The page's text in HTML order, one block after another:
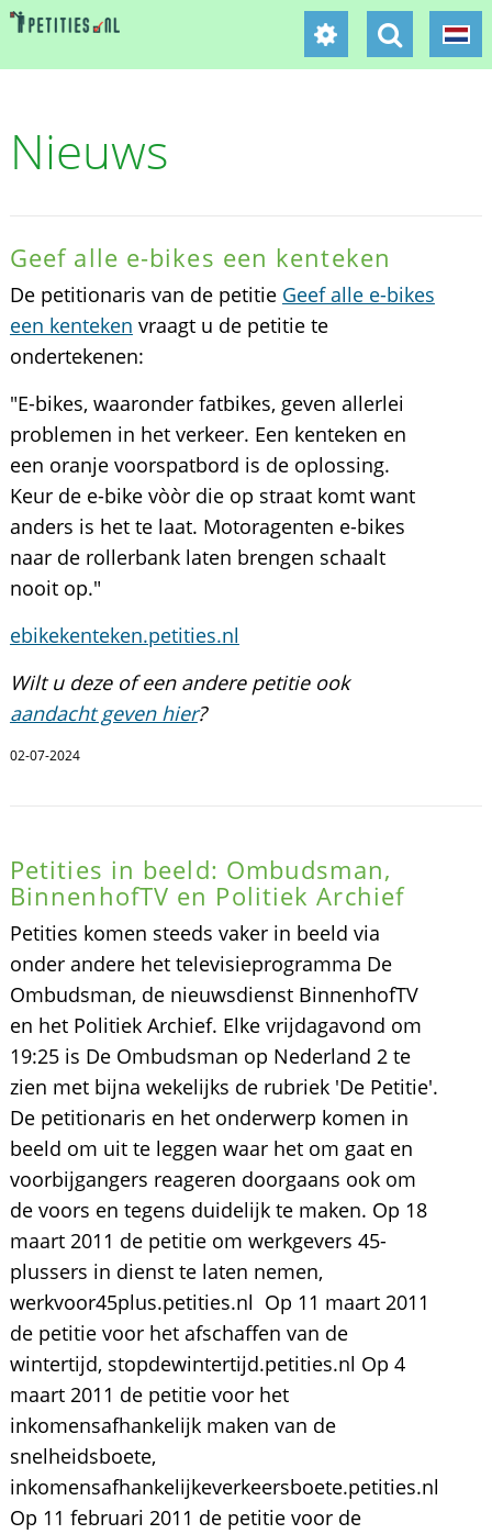
Nieuws
Geef alle e-bikes een kenteken
De petitionaris van de petitie Geef alle e-bikes
een kenteken vraagt u de petitie te
ondertekenen:
"E-bikes, waaronder fatbikes, geven allerlei
problemen in het verkeer. Een kenteken en
een oranje voorspatbord is de oplossing.
Keur de e-bike vòòr die op straat komt want
anders is het te laat. Motoragenten e-bikes
naar de rollerbank laten brengen schaalt
nooit op."
ebikekenteken.petities.nl
Wilt u deze of een andere petitie ook
aandacht geven hier?
02-07-2024
Petities in beeld: Ombudsman,
BinnenhofTV en Politiek Archief
Petities komen steeds vaker in beeld via
onder andere het televisieprogramma De
Ombudsman, de nieuwsdienst BinnenhofTV
en het Politiek Archief. Elke vrijdagavond om
19:25 is De Ombudsman op Nederland 2 te
zien met bijna wekelijks de rubriek 'De Petitie'.
De petitionaris en het onderwerp komen in
beeld om uit te leggen waar het om gaat en
voorbijgangers reageren doorgaans ook om
de voors en tegens duidelijk te maken. Op 18
maart 2011 de petitie om werkgevers 45-
plussers in dienst te laten nemen,
werkvoor45plus.petities.nl Op 11 maart 2011
de petitie voor het afschaffen van de
wintertijd, stopdewintertijd.petities.nl Op 4
maart 2011 de petitie voor het
inkomensafhankelijk maken van de
snelheidsboete,
inkomensafhankelijkeverkeersboete.petities.nl
Op 11 februari 2011 de petitie voor de